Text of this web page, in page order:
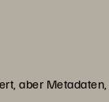
aber